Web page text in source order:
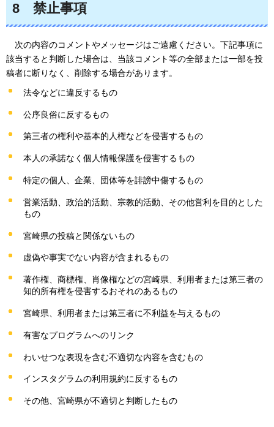
8 禁止事項
次の内容のコメントやメッセージはご遠慮ください。下記事項に
該当すると判断した場合は、当該コメント等の全部または一部を投
稿者に断りなく、削除する場合があります。
法令などに違反するもの
公序良俗に反するもの
第三者の権利や基本的人権などを侵害するもの
本人の承諾なく個人情報保護を侵害するもの
特定の個人、企業、団体等を誹謗中傷するもの
営業活動、政治的活動、宗教的活動、その他営利を目的とした
もの
宮崎県の投稿と関係ないもの
虚偽や事実でない内容が含まれるもの
著作権、商標権、肖像権などの宮崎県、利用者または第三者の
知的所有権を侵害するおそれのあるもの
宮崎県、利用者または第三者に不利益を与えるもの
有害なプログラムへのリンク
わいせつな表現を含む不適切な内容を含むもの
インスタグラムの利用規約に反するもの
その他、宮崎県が不適切と判断したもの